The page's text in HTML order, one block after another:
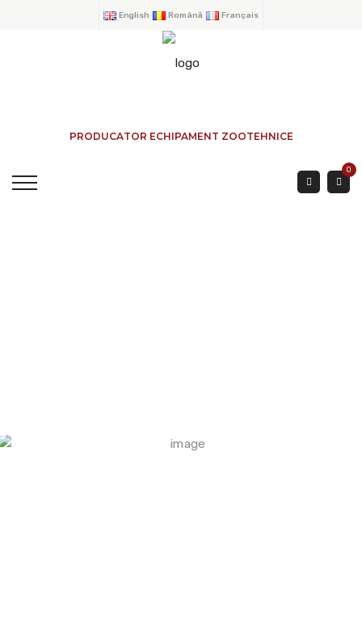
English Română Français
PRODUCATOR ECHIPAMENT ZOOTEHNICE
0